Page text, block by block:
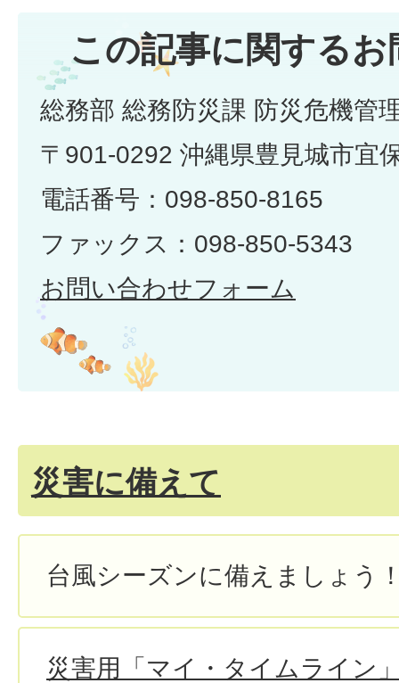
この記事に関する
総務部 総務防災課 防災危機管
〒901-0292 沖縄県豊見城市宜
電話番号：098-850-8165
ファックス：098-850-5343
お問い合わせフォーム
災害に備えて
台風シーズンに備えましょう
災害用「マイ・タイムライン